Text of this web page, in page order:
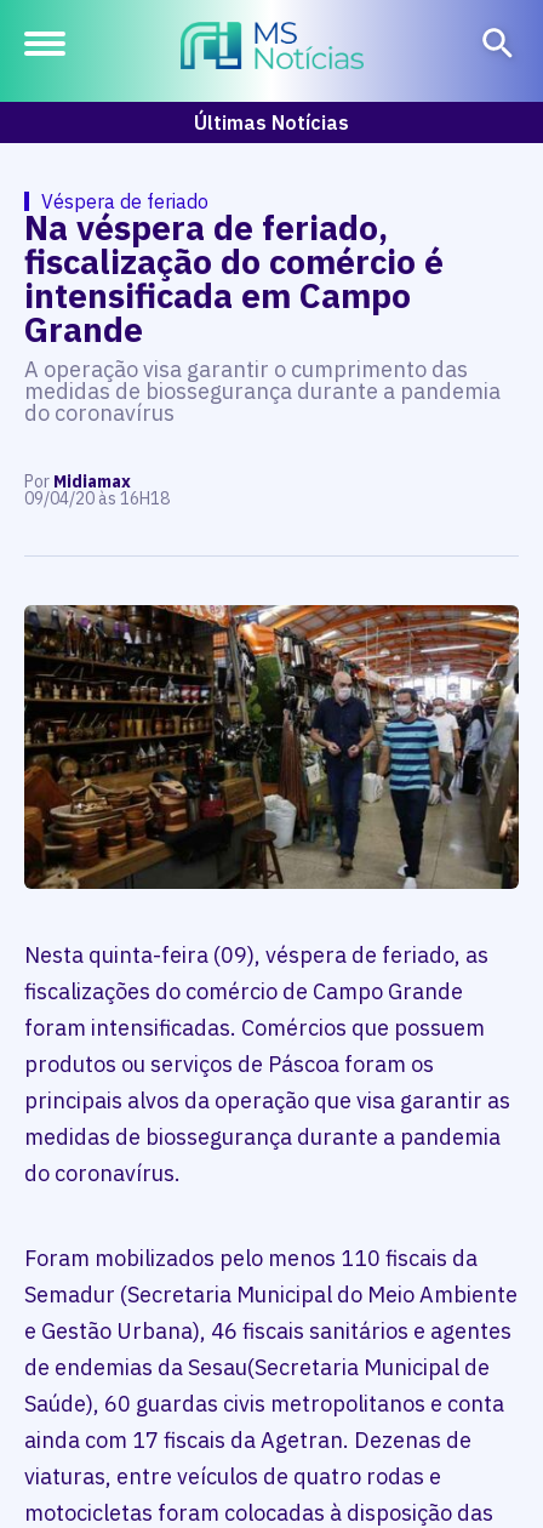
Últimas Notícias
Véspera de feriado
Na véspera de feriado,
fiscalização do comércio é
intensificada em Campo
Grande
A operação visa garantir o cumprimento das
medidas de biossegurança durante a pandemia
do coronavírus
Por Midiamax
09/04/20 às 16H18
Nesta quinta-feira (09), véspera de feriado, as
fiscalizações do comércio de Campo Grande
foram intensificadas. Comércios que possuem
produtos ou serviços de Páscoa foram os
principais alvos da operação que visa garantir as
medidas de biossegurança durante a pandemia
do coronavírus.
Foram mobilizados pelo menos 110 fiscais da
Semadur (Secretaria Municipal do Meio Ambiente
e Gestão Urbana), 46 fiscais sanitários e agentes
de endemias da Sesau(Secretaria Municipal de
Saúde), 60 guardas civis metropolitanos e conta
ainda com 17 fiscais da Agetran. Dezenas de
viaturas, entre veículos de quatro rodas e
motocicletas foram colocadas à disposição das